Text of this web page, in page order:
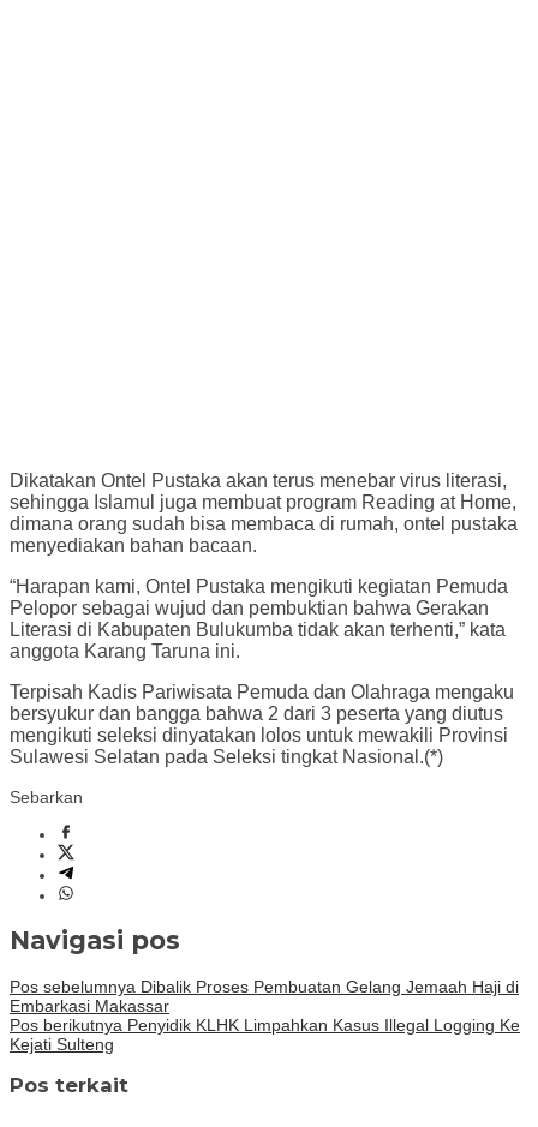
Dikatakan Ontel Pustaka akan terus menebar virus literasi,
sehingga Islamul juga membuat program Reading at Home,
dimana orang sudah bisa membaca di rumah, ontel pustaka
menyediakan bahan bacaan.
“Harapan kami, Ontel Pustaka mengikuti kegiatan Pemuda
Pelopor sebagai wujud dan pembuktian bahwa Gerakan
Literasi di Kabupaten Bulukumba tidak akan terhenti,” kata
anggota Karang Taruna ini.
Terpisah Kadis Pariwisata Pemuda dan Olahraga mengaku
bersyukur dan bangga bahwa 2 dari 3 peserta yang diutus
mengikuti seleksi dinyatakan lolos untuk mewakili Provinsi
Sulawesi Selatan pada Seleksi tingkat Nasional.(*)
Sebarkan
Navigasi pos
Pos sebelumnya Dibalik Proses Pembuatan Gelang Jemaah Haji di
Embarkasi Makassar
Pos berikutnya Penyidik KLHK Limpahkan Kasus Illegal Logging Ke
Kejati Sulteng
Pos terkait